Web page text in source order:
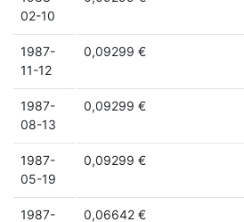
02-10
1987-
11-12
0,09299 €
1987-
08-13
0,09299 €
1987-
05-19
0,09299 €
1987-
0,06642 €